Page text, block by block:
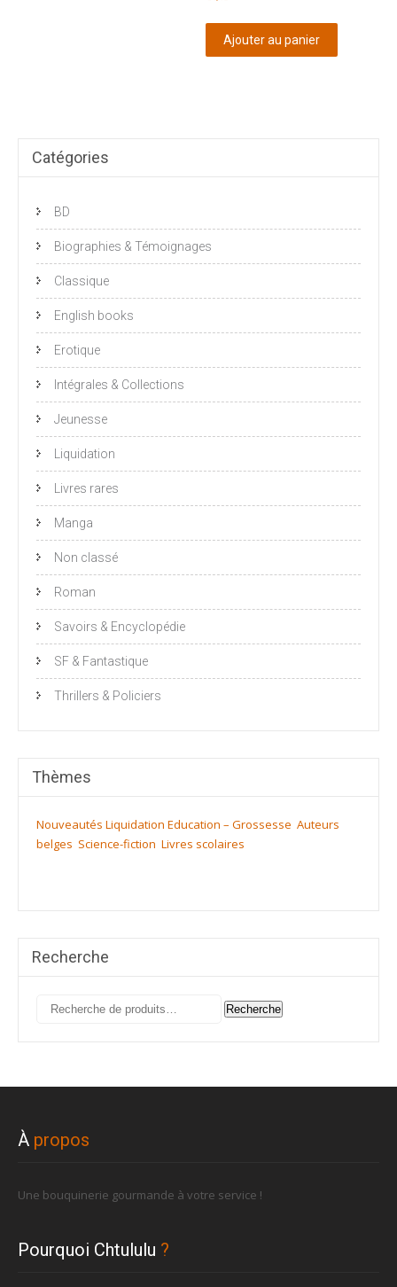
Ajouter au panier
Catégories
BD
Biographies & Témoignages
Classique
English books
Erotique
Intégrales & Collections
Jeunesse
Liquidation
Livres rares
Manga
Non classé
Roman
Savoirs & Encyclopédie
SF & Fantastique
Thrillers & Policiers
Thèmes
Nouveautés Liquidation Education – Grossesse Auteurs
belges Science-fiction Livres scolaires
Recherche
Recherche
Recherche
À propos
Une bouquinerie gourmande à votre service !
Pourquoi Chtululu ?